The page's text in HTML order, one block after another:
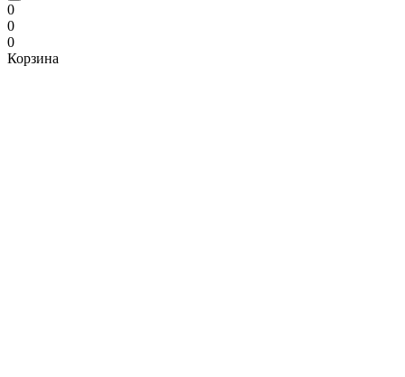
0
0
0
Корзина